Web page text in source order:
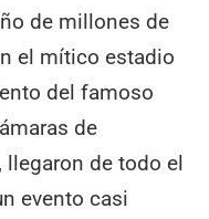
de millones de
el mítico estadio
del famoso
de
llegaron de todo el
evento casi